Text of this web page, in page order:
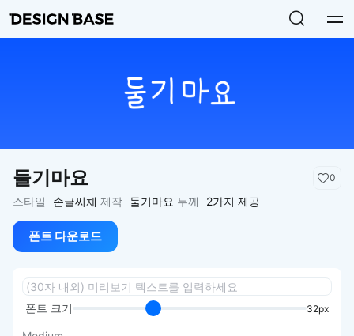
둘기마요 0
스타일 손글씨체 제작 둘기마요 두께 2가지 제공
폰트 다운로드
폰트 크기 32px